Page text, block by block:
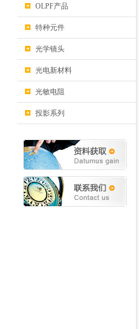
OLPF产品
特种元件
光学镜头
光电新材料
光敏电阻
投影系列